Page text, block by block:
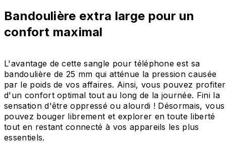
Bandoulière extra large pour un
confort maximal
L'avantage de cette sangle pour téléphone est sa
bandoulière de 25 mm qui atténue la pression causée
par le poids de vos affaires. Ainsi, vous pouvez profiter
d'un confort optimal tout au long de la journée. Fini la
sensation d'être oppressé ou alourdi ! Désormais, vous
pouvez bouger librement et explorer en toute liberté
tout en restant connecté à vos appareils les plus
essentiels.